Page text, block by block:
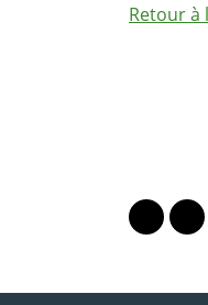
Retour
Lien